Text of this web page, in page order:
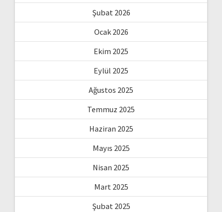
Şubat 2026
Ocak 2026
Ekim 2025
Eylül 2025
Ağustos 2025
Temmuz 2025
Haziran 2025
Mayıs 2025
Nisan 2025
Mart 2025
Şubat 2025